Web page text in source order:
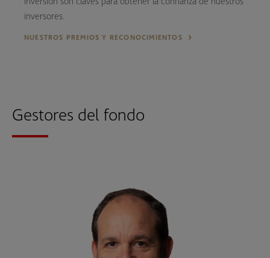
inversores.
NUESTROS PREMIOS Y RECONOCIMIENTOS
Gestores del fondo